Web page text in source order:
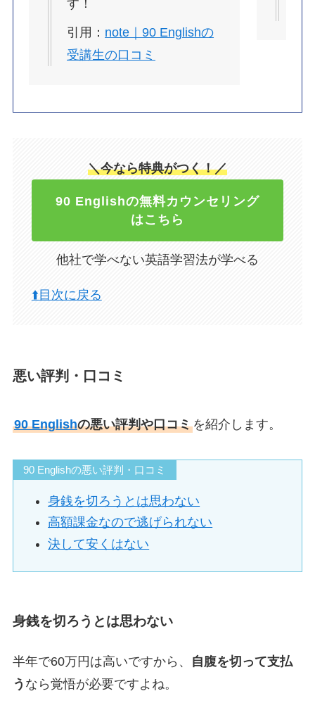
す！
引用： note｜90 Englishの
受講生の口コミ
＼今なら特典がつく！／
90 Englishの無料カウンセリング
はこちら
他社で学べない英語学習法が学べる
⬆️目次に戻る
悪い評判・口コミ
90 Englishの悪い評判や口コミを紹介します。
90 Englishの悪い評判・口コミ
身銭を切ろうとは思わない
高額課金なので逃げられない
決して安くはない
身銭を切ろうとは思わない
半年で60万円は高いですから、
自腹を切って支払
う なら覚悟が必要ですよね。